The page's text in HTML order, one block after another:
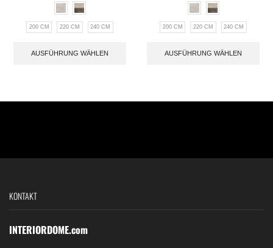
200 CM 220 CM 240 CM
AUSFÜHRUNG WÄHLEN
200 CM 220 CM 240 CM
AUSFÜHRUNG WÄHLEN
KONTAKT
INTERIORDOME.com